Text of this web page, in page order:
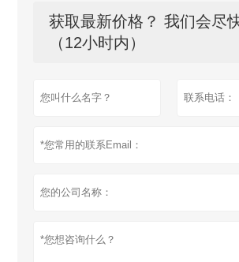
获取最新价格？ 我们会尽
（12小时内）